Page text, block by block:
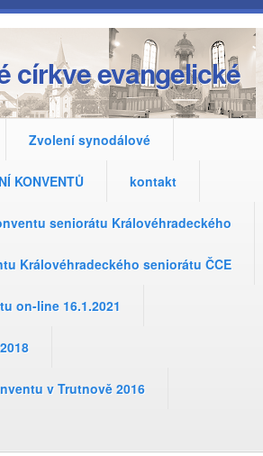
církve evangelické
Zvolení synodálové
KONVENTŮ kontakt
seniorátu Královéhradeckého
Královéhradeckého seniorátu ČCE
on-line 16.1.2021
v Trutnově 2016